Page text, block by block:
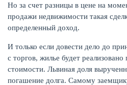
ЖУРНАЛ
Но за счет разницы в цене на
продажи недвижимости такая
определенный доход.
И только если довести дело до
с торгов, жилье будет
стоимости. Львиная доля
погашение долга. Самому